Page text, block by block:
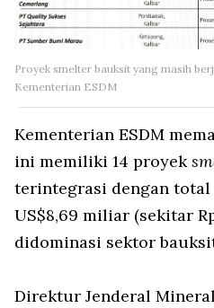
Proyek smelter bauksit yang masih
Kementerian ESDM
Kementerian ESDM
ini memiliki 14 proyek
terintegrasi dengan
US$8,69 miliar (sekitar
didominasi sektor
Direktur Jenderal